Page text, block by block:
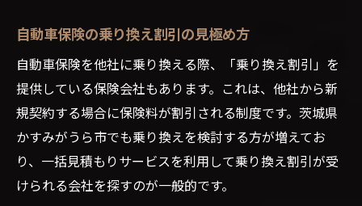
自動車保険の乗り換え割引の見極め方
自動車保険を他社に乗り換える際、「乗り換え割引」を
提供している保険会社もあります。これは、他社から新
規契約する場合に保険料が割引される制度です。茨城県
かすみがうら市でも乗り換えを検討する方が増えてお
り、一括見積もりサービスを利用して乗り換え割引が受
けられる会社を探すのが一般的です。